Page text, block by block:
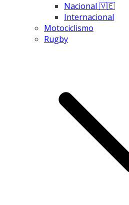
Nacional 🇻🇪
Internacional
Motociclismo
Rugby